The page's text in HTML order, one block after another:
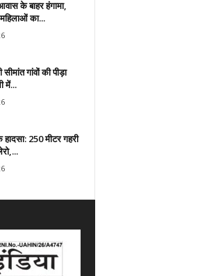
के बाहर हंगामा,
का...
गांवों की पीड़ा
में...
हादसा: 250 मीटर गहरी